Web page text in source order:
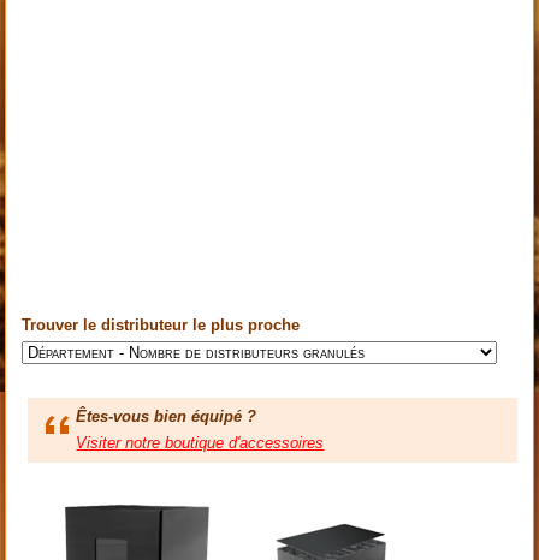
Trouver le distributeur le plus proche
Êtes-vous bien équipé ?
Visiter notre boutique d'accessoires